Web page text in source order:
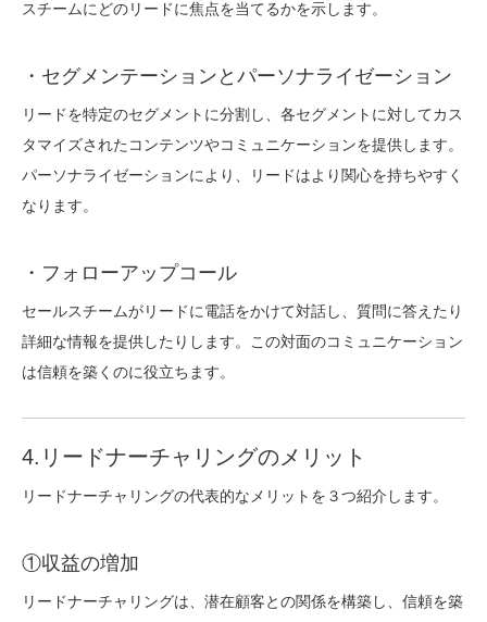
スチームにどのリードに焦点を当てるかを示します。
・セグメンテーションとパーソナライゼーション
リードを特定のセグメントに分割し、各セグメントに対してカス
タマイズされたコンテンツやコミュニケーションを提供します。
パーソナライゼーションにより、リードはより関心を持ちやすく
なります。
・フォローアップコール
セールスチームがリードに電話をかけて対話し、質問に答えたり
詳細な情報を提供したりします。この対面のコミュニケーション
は信頼を築くのに役立ちます。
4.リードナーチャリングのメリット
リードナーチャリングの代表的なメリットを３つ紹介します。
①収益の増加
リードナーチャリングは、潜在顧客との関係を構築し、信頼を築